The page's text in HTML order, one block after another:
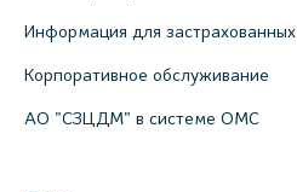
Информация для застрахованных
Корпоративное обслуживание
АО "СЗЦДМ" в системе ОМС